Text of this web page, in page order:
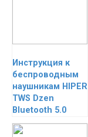
Инструкция к
беспроводным
наушникам HIPER
TWS Dzen
Bluetooth 5.0